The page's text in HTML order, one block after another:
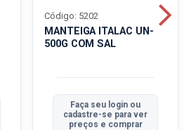
MANTEIGA ITALAC UN-
500G COM SAL
Código: 5202
Faça seu login ou
cadastre-se para ver
preços e comprar